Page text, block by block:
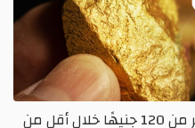
أسعار الذهب في مصر تقفز بأكثر من 120 جنيهًا خلال أقل من